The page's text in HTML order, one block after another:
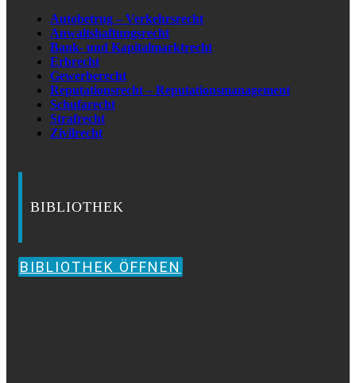
Autobetrug – Verkehrsrecht
Anwaltshaftungsrecht
Bank- und Kapitalmarktrecht
Erbrecht
Gewerberecht
Reputationsrecht – Reputationsmanagement
Schufarecht
Strafrecht
Zivilrecht
BIBLIOTHEK
BIBLIOTHEK ÖFFNEN